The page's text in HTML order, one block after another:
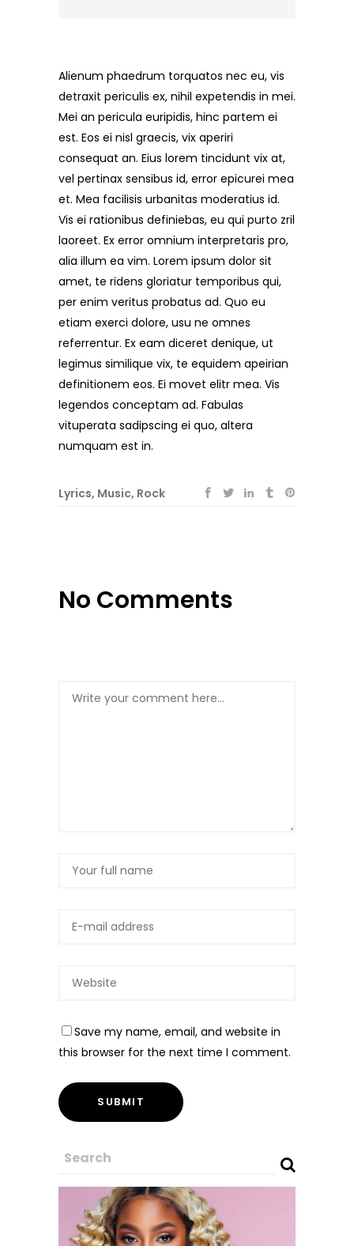
Alienum phaedrum torquatos nec eu, vis
detraxit periculis ex, nihil expetendis in mei.
Mei an pericula euripidis, hinc partem ei
est. Eos ei nisl graecis, vix aperiri
consequat an. Eius lorem tincidunt vix at,
vel pertinax sensibus id, error epicurei mea
et. Mea facilisis urbanitas moderatius id.
Vis ei rationibus definiebas, eu qui purto zril
laoreet. Ex error omnium interpretaris pro,
alia illum ea vim. Lorem ipsum dolor sit
amet, te ridens gloriatur temporibus qui,
per enim veritus probatus ad. Quo eu
etiam exerci dolore, usu ne omnes
referrentur. Ex eam diceret denique, ut
legimus similique vix, te equidem apeirian
definitionem eos. Ei movet elitr mea. Vis
legendos conceptam ad. Fabulas
vituperata sadipscing ei quo, altera
numquam est in.
Lyrics, Music, Rock
No Comments
Save my name, email, and website in
this browser for the next time I comment.